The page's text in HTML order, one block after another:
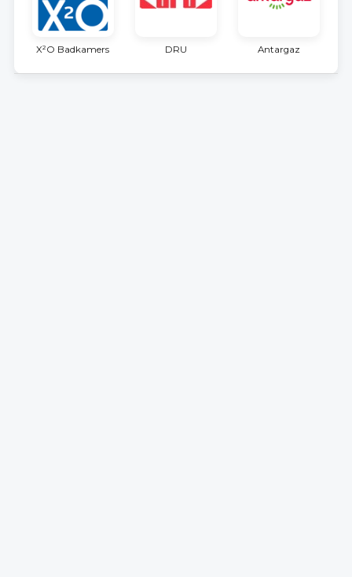
X²O Badkamers DRU Antargaz